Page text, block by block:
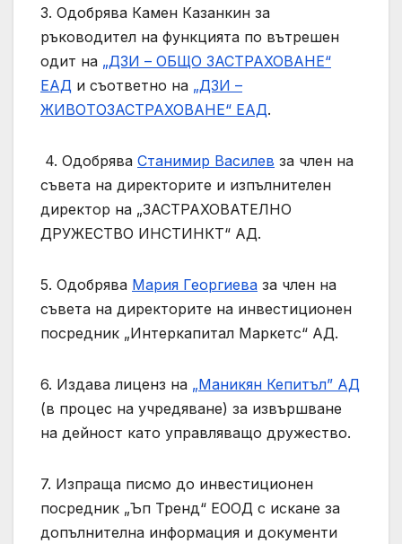
3. Одобрява Камен Казанкин за
ръководител на функцията по вътрешен
одит на „ДЗИ – ОБЩО ЗАСТРАХОВАНЕ“
ЕАД и съответно на „ДЗИ –
ЖИВОТОЗАСТРАХОВАНЕ“ ЕАД.
4. Одобрява Станимир Василев за член на
съвета на директорите и изпълнителен
директор на „ЗАСТРАХОВАТЕЛНО
ДРУЖЕСТВО ИНСТИНКТ“ АД.
5. Одобрява Мария Георгиева за член на
съвета на директорите на инвестиционен
посредник „Интеркапитал Маркетс“ АД.
6. Издава лиценз на „Маникян Кепитъл” АД
(в процес на учредяване) за извършване
на дейност като управляващо дружество.
7. Изпраща писмо до инвестиционен
посредник „Ъп Тренд“ ЕООД с искане за
допълнителна информация и документи